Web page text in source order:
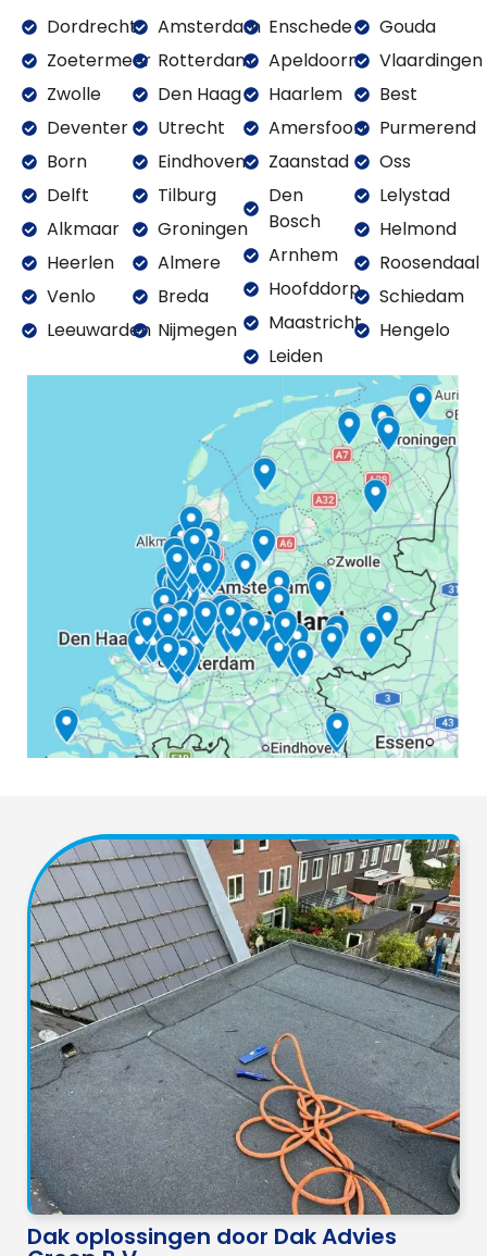
Dordrecht
Zoetermeer
Zwolle
Deventer
Born
Delft
Alkmaar
Heerlen
Venlo
Leeuwarden
Amsterdam
Rotterdam
Den Haag
Utrecht
Eindhoven
Tilburg
Groningen
Almere
Breda
Nijmegen
Enschede
Apeldoorn
Haarlem
Amersfoort
Zaanstad
Den
Bosch
Arnhem
Hoofddorp
Maastricht
Leiden
Gouda
Vlaardingen
Best
Purmerend
Oss
Lelystad
Helmond
Roosendaal
Schiedam
Hengelo
Dak oplossingen door Dak Advies